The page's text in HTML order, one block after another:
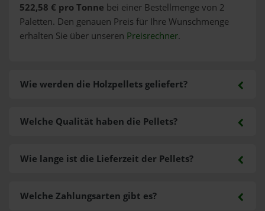
522,58 € pro Tonne bei einer Bestellmenge von 2
Paletten. Den genauen Preis für Ihre Wunschmenge
erhalten Sie über unseren Preisrechner.
Wie werden die Holzpellets geliefert?
Welche Zahlungsarten gibt es?
Welche Qualität haben die Pellets?
Wie lange ist die Lieferzeit der Pellets?